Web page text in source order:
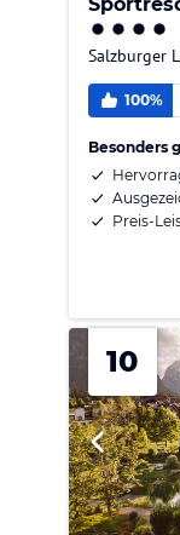
Salzburger
100%
Besonders
Preis-
10